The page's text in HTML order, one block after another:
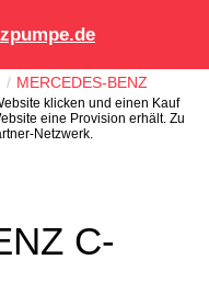
MERCEDES-BENZ
klicken und einen Kauf
eine Provision erhält. Zu
Netzwerk.
C-